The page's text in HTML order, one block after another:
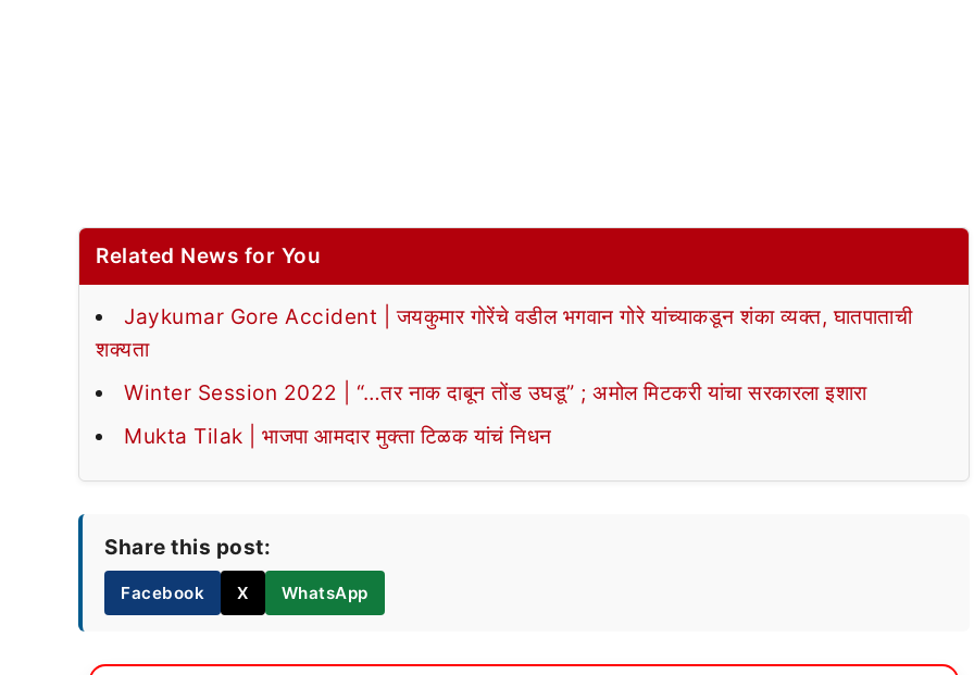
Related News for You
Jaykumar Gore Accident | जयकुमार गोरेंचे वडील भगवान गोरे यांच्याकडून शंका व्यक्त, घातपाताची
शक्यता
Winter Session 2022 | “…तर नाक दाबून तोंड उघडू” ; अमोल मिटकरी यांचा सरकारला इशारा
Mukta Tilak | भाजपा आमदार मुक्ता टिळक यांचं निधन
Share this post:
Facebook X WhatsApp